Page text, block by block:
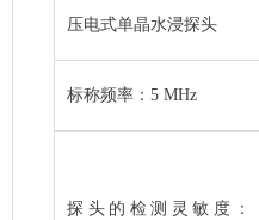
压电式单晶水浸探头
标称频率：5 MHz
探头的检测灵敏度：